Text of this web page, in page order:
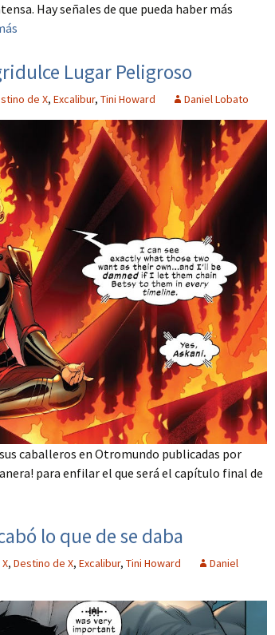
Hay señales de que pueda haber más
Lugar Peligroso
de X, Excalibur, Tini Howard Daniel Lobato
caballeros en Otromundo publicadas por
para enfilar el que será el capítulo final de
lo que de se daba
, Destino de X, Excalibur, Tini Howard
Daniel